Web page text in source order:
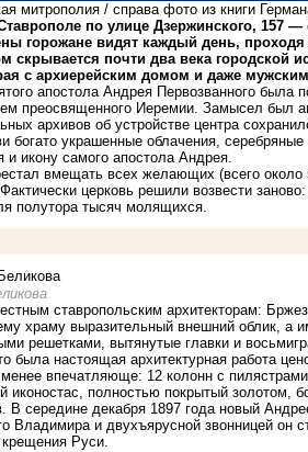
митрополия / справа фото из книги
по улице Дзержинского, 157 —
горожане видят каждый день,
почти два века городской
с архиерейским домом и даже
апостола Андрея Первозванного была
преосвященного Иеремии. Замысел был
архивов об устройстве центра
богато украшенные облачения,
и икону самого апостола Андрея.
вмещать всех желающих (всего
церковь решили возвести
полутора тысяч молящихся.
ставропольским архитекторам:
храму выразительный внешний облик, а
решетками, вытянутые главки и
была настоящая архитектурная работа
впечатляюще: 12 колонн с
иконостас, полностью покрытый золотом,
В середине декабря 1897 года новый
Владимира и двухъярусной звонницей он
крещения Руси.